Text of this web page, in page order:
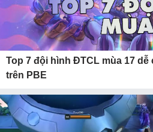
Top 7 đội hình ĐTCL mùa 17
trên PBE